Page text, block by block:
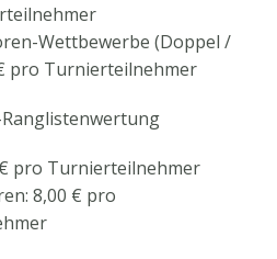
Wettbewerbe (Doppel /
pro Turnierteilnehmer
€ pro Turnierteilnehmer
8,00 € pro